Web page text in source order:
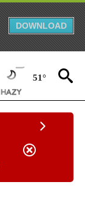
DOWNLOAD
51°